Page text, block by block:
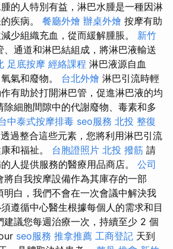
的人特別有益，淋巴水腫是一種因淋
疾病。 餐廳外燴 辦桌外燴 按摩有助
少組織充血，從而緩解腫脹。 新竹
、通道和淋巴結組成，將淋巴液輸送
足底按摩 經絡課程 淋巴液源自血
氣和廢物。 台北外燴 淋巴引流時輕
有助於打開淋巴管，促進淋巴液的均
細胞間隙中的代謝廢物、毒素和多
中泰式按摩排毒 seo服務 北投 整復
透過整合這些元素，您將利用淋巴引流
和福祉。 台胞證照片 北投 撥筋 請
人提供服務的醫療用品商店。 公司
將自我按摩設備作為其庫存的一部
白，我們不會在一次會議中解決我
遵循中心醫生根據每個人的需求和目
建議您每週治療一次，持續至少 2 個
seo服務 推拿推薦 工商登記 天到